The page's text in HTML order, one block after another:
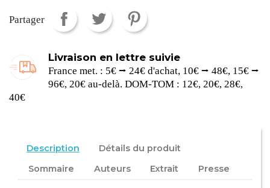
Partager
Livraison en lettre suivie
France met. : 5€ ⭢ 24€ d'achat, 10€ ⭢ 48€, 15€ ⭢
96€, 20€ au-delà. DOM-TOM : 12€, 20€, 28€,
40€
Description
Détails du produit
Sommaire
Auteurs Extrait Presse